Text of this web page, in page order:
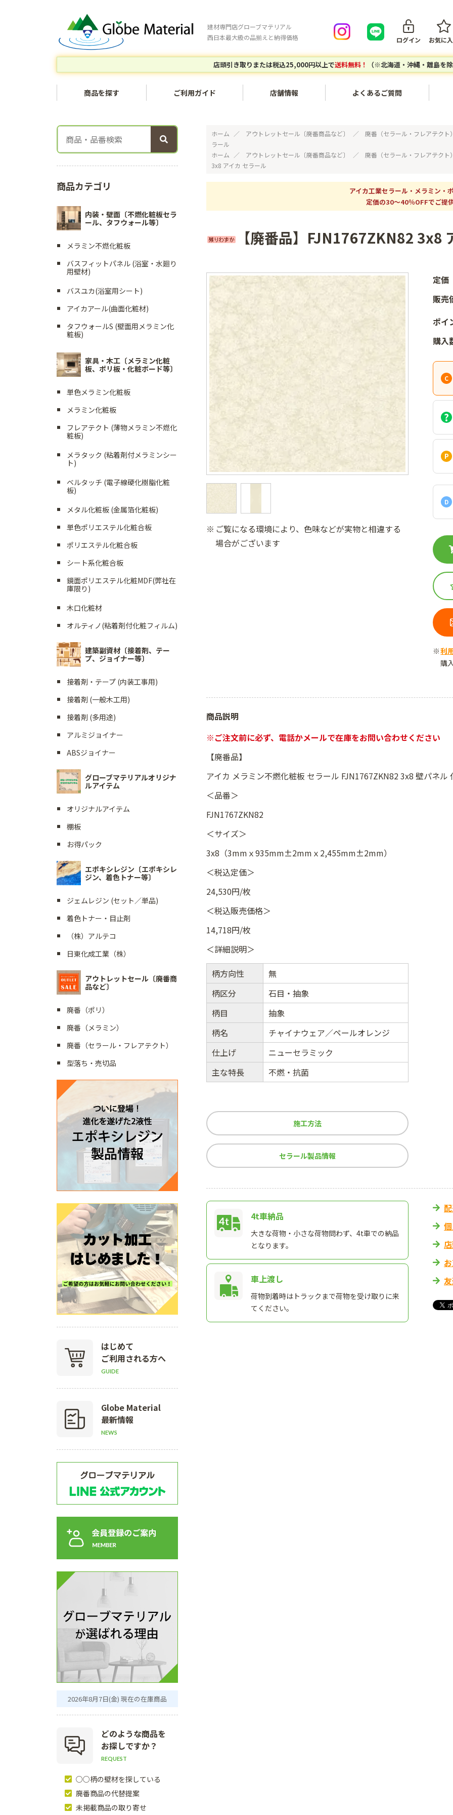
建材専門店グローブマテリアル
西日本最大級の品揃えと納得価格
ログイン お気に
店頭引き取りまたは税込25,000円以上で送料無料！ （※北海道・沖縄・離島を除
商品を探す
内装・壁面〔不燃化粧板セラ
ール、タフウォール等〕
家具・木工〔メラミン化粧
建築副資材〔接着剤、テー
アウトレットセール〔廃番商
ご利用ガイド
会員登録について
ご注文
ご注文の流れ
お支払い
個人宅・現場配送について
配送料に
店頭引き取りについて
返品につ
店舗情報 よくあるご質問
ホーム アウトレットセール〔廃番商品など〕 廃番（セラール・フレアテクト）
ラール
ホーム
アウトレットセール〔廃番商品など〕 廃番（セラール・フレアテクト）
3x8 アイカ セラール
アイカ工業セラール・メラミン・
定価の30～40％OFFでご提
【廃番品】FJN1767ZKN82 3x8
ご覧になる環境により、色味などが実物と相違する
場合がございます
定価
販売
ポイ
購入
D
利
購
商品説明
※ご注文前に必ず、電話かメールで在庫をお問い合わせください
【廃番品】
アイカ メラミン不燃化粧板 セラール FJN1767ZKN82 3x8 壁パネル
＜品番＞
FJN1767ZKN82
＜サイズ＞
3x8（3mmｘ935mm±2mmｘ2,455mm±2mm）
＜税込定価＞
24,530円/枚
＜税込販売価格＞
14,718円/枚
＜詳細説明＞
柄方向性
無
柄区分
石目・抽象
柄目
抽象
柄名
チャイナウェア／ペールオレンジ
仕上げ
ニューセラミック
主な特長
不燃・抗菌
施工方法
セラール製品情報
4t車納品
大きな荷物・小さな荷物問わず、4t車での納品
となります。
車上渡し
荷物到着時はトラックまで荷物を受け取りに来
てください。
商品カテゴリ
内装・壁面〔不燃化粧板セラ
ール、タフウォール等〕
メラミン不燃化粧板
バスフィットパネル (浴室・水廻り
用壁材)
バスユカ(浴室用シート)
アイカアール(曲面化粧材)
タフウォールS (壁面用メラミン化
粧板)
家具・木工〔メラミン化粧
板、ポリ板・化粧ボード等〕
単色メラミン化粧板
メラミン化粧板
フレアテクト (薄物メラミン不燃化
粧板)
メラタック (粘着剤付メラミンシー
ト)
ベルタッチ (電子線硬化樹脂化粧
板)
メタル化粧板 (金属箔化粧板)
単色ポリエステル化粧合板
ポリエステル化粧合板
シート系化粧合板
鏡面ポリエステル化粧MDF(弊社在
庫限り)
木口化粧材
オルティノ(粘着剤付化粧フィルム)
建築副資材〔接着剤、テー
プ、ジョイナー等〕
接着剤・テープ (内装工事用)
接着剤 (一般木工用)
接着剤 (多用途)
アルミジョイナー
ABSジョイナー
グローブマテリアルオリジナ
ルアイテム
オリジナルアイテム
棚板
お得パック
エポキシレジン〔エポキシレ
ジン、着色トナー等〕
ジェムレジン (セット／単品)
着色トナー・目止剤
（株）アルテコ
日東化成工業（株）
アウトレットセール〔廃番商
品など〕
廃番（ポリ）
廃番（メラミン）
廃番（セラール・フレアテクト）
型落ち・売切品
はじめて
ご利用される方へ
GUIDE
Globe Material
最新情報
NEWS
2026年8月7日(金) 現在の在庫商品
どのような商品を
お探しですか？
REQUEST
○○柄の壁材を探している
廃番商品の代替提案
未掲載商品の取り寄せ